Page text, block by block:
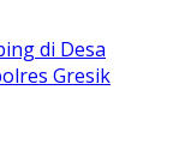
di Desa
Gresik